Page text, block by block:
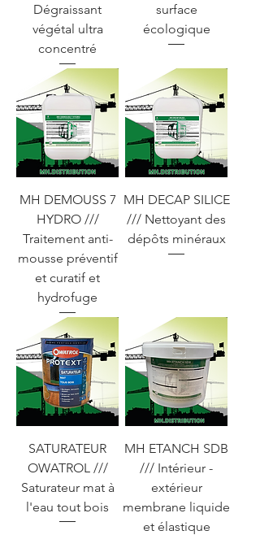
Dégraissant
végétal ultra
concentré
surface
écologique
MH DEMOUSS 7
HYDRO ///
Traitement anti-
mousse préventif
et curatif et
hydrofuge
MH DECAP SILICE
/// Nettoyant des
dépôts minéraux
SATURATEUR
OWATROL ///
Saturateur mat à
l'eau tout bois
MH ETANCH SDB
/// Intérieur -
extérieur
membrane liquide
et élastique